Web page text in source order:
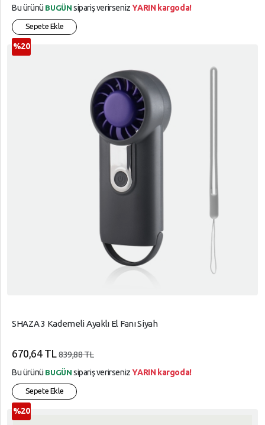
Bu ürünü BUGÜN sipariş verirsenizYARIN kargoda!
Sepete Ekle
SHAZA 3 Kademeli Ayaklı El Fanı Siyah
%20
670,64 TL 839,88 TL
Bu ürünü BUGÜN sipariş verirsenizYARIN kargoda!
Sepete Ekle
%20